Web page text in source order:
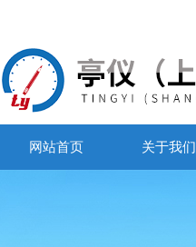
网站首页 关于我们